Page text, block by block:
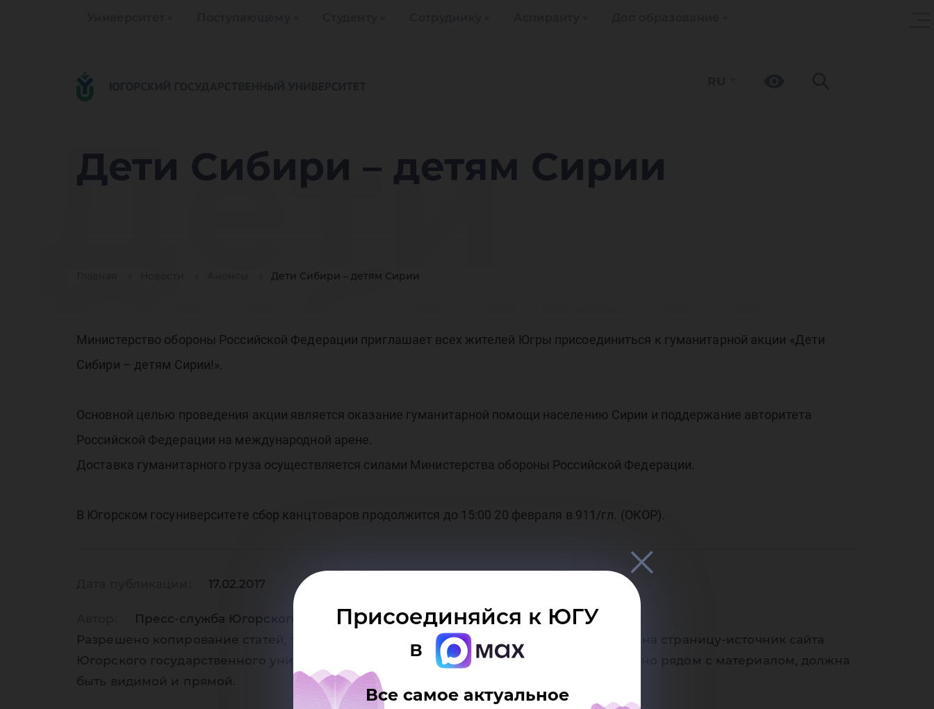
Дети Сибири – детям Сирии
Дети Сибири – детям Сирии
Дети
Сибири –
детям
Сирии
Присоединяйся к ЮГУ
в
Все самое актуальное
Министерство обороны Российской Федерации приглашает всех жителей Югры присоединиться к гуманитарной акции «Дети
Сибири – детям Сирии!».
Основной целью проведения акции является оказание гуманитарной помощи населению Сирии и поддержание авторитета
Российской Федерации на международной арене.
Доставка гуманитарного груза осуществляется силами Министерства обороны Российской Федерации.
В Югорском госуниверситете сбор канцтоваров продолжится до 15:00 20 февраля в 911/гл. (ОКОР).
17.02.2017
Пресс-служба Югорского государственного университета
Разрешено копирование статей, только при наличии активной (кликабельной) ссылки на страницу-источник сайта
Югорского государственного университета. Ссылка должна находиться непосредственно рядом с материалом, должна
быть видимой и прямой.